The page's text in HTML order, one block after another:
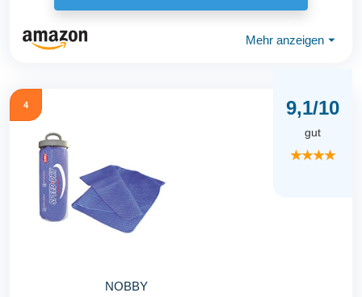
Mehr anzeigen ⏷
4
NOBBY
9,1/10
gut
★★★★